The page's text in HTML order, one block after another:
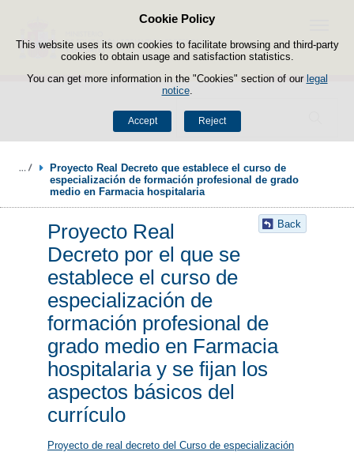
Cookie Policy
This website uses its own cookies to facilitate browsing and third-party
cookies to obtain usage and satisfaction statistics.
You can get more information in the "Cookies" section of our legal
notice.
Accept Reject
Skip to content
Search
Menu
Proyecto Real Decreto que establece el curso de
especialización de formación profesional de grado
medio en Farmacia hospitalaria
Back
Proyecto Real
Decreto por el que se
establece el curso de
especialización de
formación profesional de
grado medio en Farmacia
hospitalaria y se fijan los
aspectos básicos del
currículo
Proyecto de real decreto del Curso de especialización